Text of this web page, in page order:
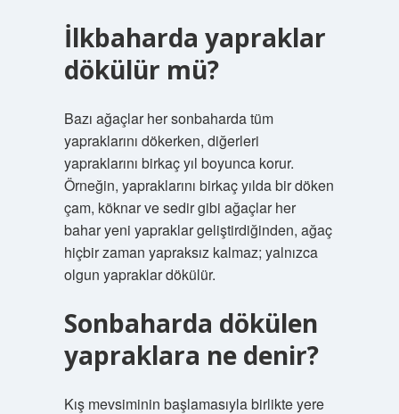
İlkbaharda yapraklar
dökülür mü?
Bazı ağaçlar her sonbaharda tüm
yapraklarını dökerken, diğerleri
yapraklarını birkaç yıl boyunca korur.
Örneğin, yapraklarını birkaç yılda bir döken
çam, köknar ve sedir gibi ağaçlar her
bahar yeni yapraklar geliştirdiğinden, ağaç
hiçbir zaman yapraksız kalmaz; yalnızca
olgun yapraklar dökülür.
Sonbaharda dökülen
yapraklara ne denir?
Kış mevsiminin başlamasıyla birlikte yere